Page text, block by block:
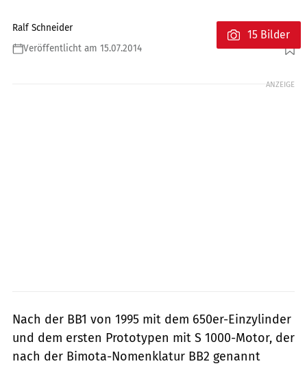
Ralf Schneider
Veröffentlicht am 15.07.2014
Foto: Bimota
15 Bilder
ANZEIGE
Nach der BB1 von 1995 mit dem 650er-Einzylinder
und dem ersten Prototypen mit S 1000-Motor, der
nach der Bimota-Nomenklatur BB2 genannt